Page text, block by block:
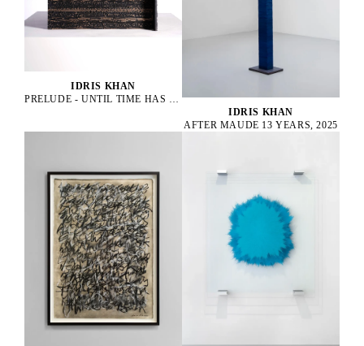
IDRIS KHAN
IDRIS KHAN
AFTER MAUDE 13 YEARS, 2025